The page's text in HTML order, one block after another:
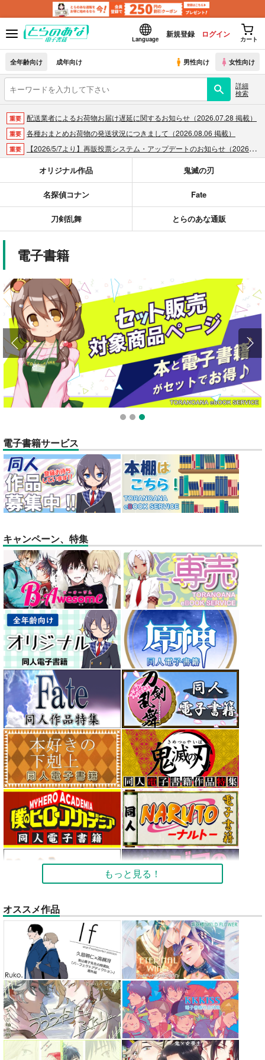
Language
新規登録 ログイン
カート
全年齢向け 成年向け 男性向け 女性向け
詳細
検索
重要 配送業者によるお荷物お届け遅延に関するお知らせ（2026.07.28 掲載）
重要 各種おまとめお荷物の発送状況につきまして（2026.08.06 掲載）
重要 【2026/5/7より】再販投票システム・アップデートのお知らせ（2026.05.07 掲載）
「とらのあな×駿河屋日本橋乙女同人誌館」通販店頭受取サービス開始のお知らせ（2026.01.05 更新｜2025.12.30 掲載）
重要 【2025/12/1より】「通販ポイント⇒とらコイン変換キャンペーン」終了のお知らせ（2025.11.21 掲載）
個人情報保護方針の改定について（2025.09.19 更新｜2025.08.01 掲載）
全てのお知らせを見る
オリジナル作品 鬼滅の刃
名探偵コナン Fate
刀剣乱舞 とらのあな通販
電子書籍
1 2 3
電子書籍サービス
キャンペーン、特集
もっと見る！
オススメ作品